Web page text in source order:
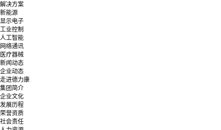
解决方案
新能源
显示电子
工业控制
人工智能
网络通讯
医疗器械
新闻动态
企业动态
走进德力康
集团简介
企业文化
发展历程
荣誉资质
社会责任